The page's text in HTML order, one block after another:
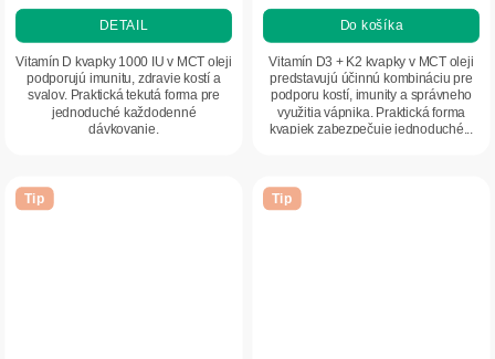
DETAIL
Vitamín D kvapky 1000 IU v MCT oleji
podporujú imunitu, zdravie kostí a
svalov. Praktická tekutá forma pre
jednoduché každodenné
dávkovanie.
Do košíka
Vitamín D3 + K2 kvapky v MCT oleji
predstavujú účinnú kombináciu pre
podporu kostí, imunity a správneho
využitia vápnika. Praktická forma
kvapiek zabezpečuje jednoduché...
Tip Tip